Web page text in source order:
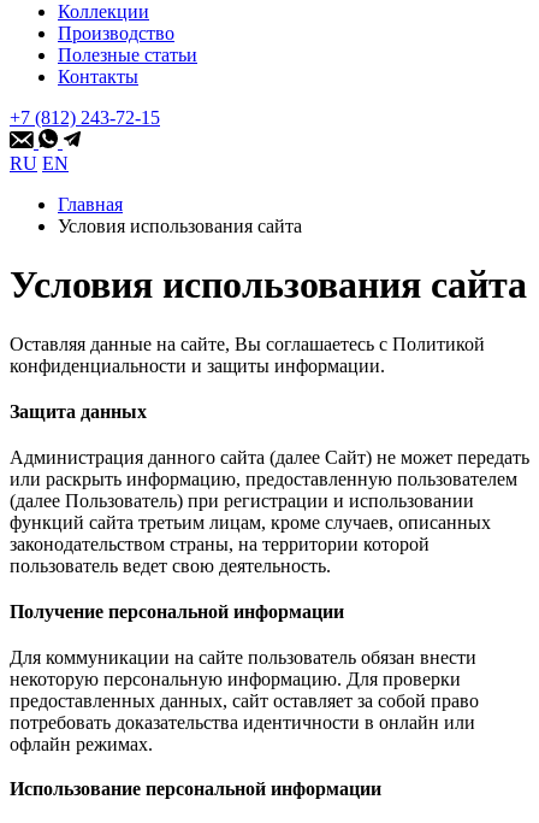
Коллекции
Производство
Полезные статьи
Контакты
+7 (812) 243-72-15
RU EN
Главная
Условия использования сайта
Условия использования сайта
Оставляя данные на сайте, Вы соглашаетесь с Политикой
конфиденциальности и защиты информации.
Защита данных
Администрация данного сайта (далее Сайт) не может передать
или раскрыть информацию, предоставленную пользователем
(далее Пользователь) при регистрации и использовании
функций сайта третьим лицам, кроме случаев, описанных
законодательством страны, на территории которой
пользователь ведет свою деятельность.
Получение персональной информации
Для коммуникации на сайте пользователь обязан внести
некоторую персональную информацию. Для проверки
предоставленных данных, сайт оставляет за собой право
потребовать доказательства идентичности в онлайн или
офлайн режимах.
Использование персональной информации